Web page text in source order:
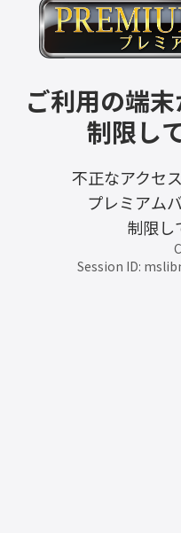
ご利用の端
制限し
不正なアクセ
プレミアム
制限し
Session ID: